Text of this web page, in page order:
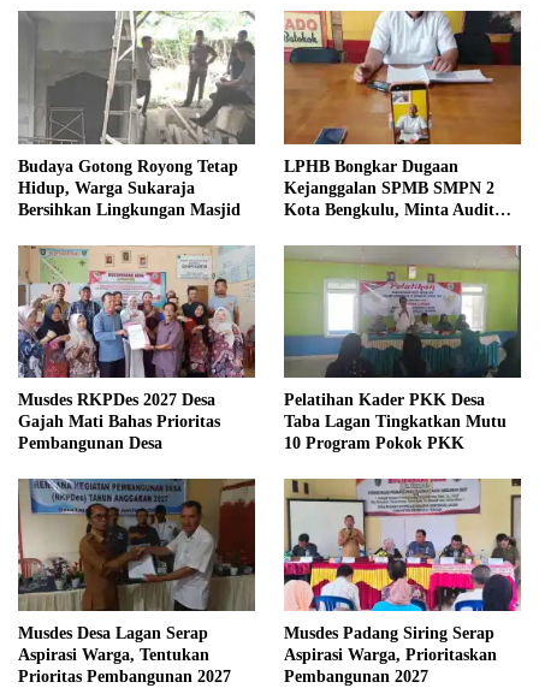
Budaya Gotong Royong Tetap
Hidup, Warga Sukaraja
Bersihkan Lingkungan Masjid
LPHB Bongkar Dugaan
Kejanggalan SPMB SMPN 2
Kota Bengkulu, Minta Audit
Musdes RKPDes 2027 Desa
Gajah Mati Bahas Prioritas
Pembangunan Desa
Pelatihan Kader PKK Desa
Taba Lagan Tingkatkan Mutu
10 Program Pokok PKK
Musdes Desa Lagan Serap
Aspirasi Warga, Tentukan
Prioritas Pembangunan 2027
Musdes Padang Siring Serap
Aspirasi Warga, Prioritaskan
Pembangunan 2027